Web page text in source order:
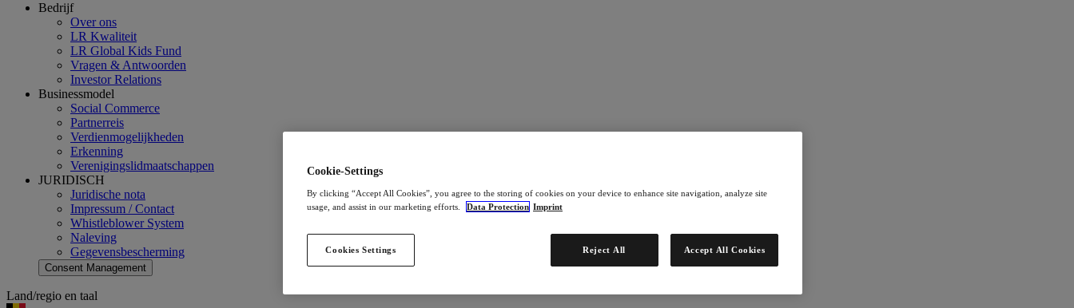
Bedrijf
Over ons
LR Kwaliteit
LR Global Kids Fund
Vragen & Antwoorden
Investor Relations
Businessmodel
Social Commerce
Partnerreis
Verdienmogelijkheden
Erkenning
Verenigingslidmaatschappen
JURIDISCH
Juridische nota
Impressum / Contact
Whistleblower System
Naleving
Gegevensbescherming
Consent Management
Land/regio en taal
Cookie-Settings
By clicking “Accept All Cookies”, you agree to the storing of cookies on your device to enhance site navigation, analyze site
usage, and assist in our marketing efforts.
Data Protection Imprint
Cookies Settings Reject All Accept All Cookies